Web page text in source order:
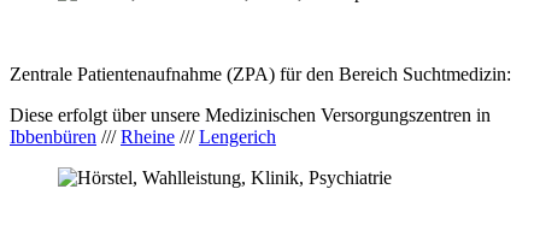
Zentrale Patientenaufnahme (ZPA) für den Bereich Suchtmedizin:
Diese erfolgt über unsere Medizinischen Versorgungszentren in
Ibbenbüren ///Rheine ///Lengerich